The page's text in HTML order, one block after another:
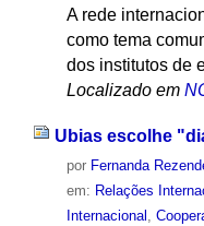
A rede
como tema
dos institutos de
Localizado em
Ubias escolhe
por Fernanda
em: Relações
Internacional ,